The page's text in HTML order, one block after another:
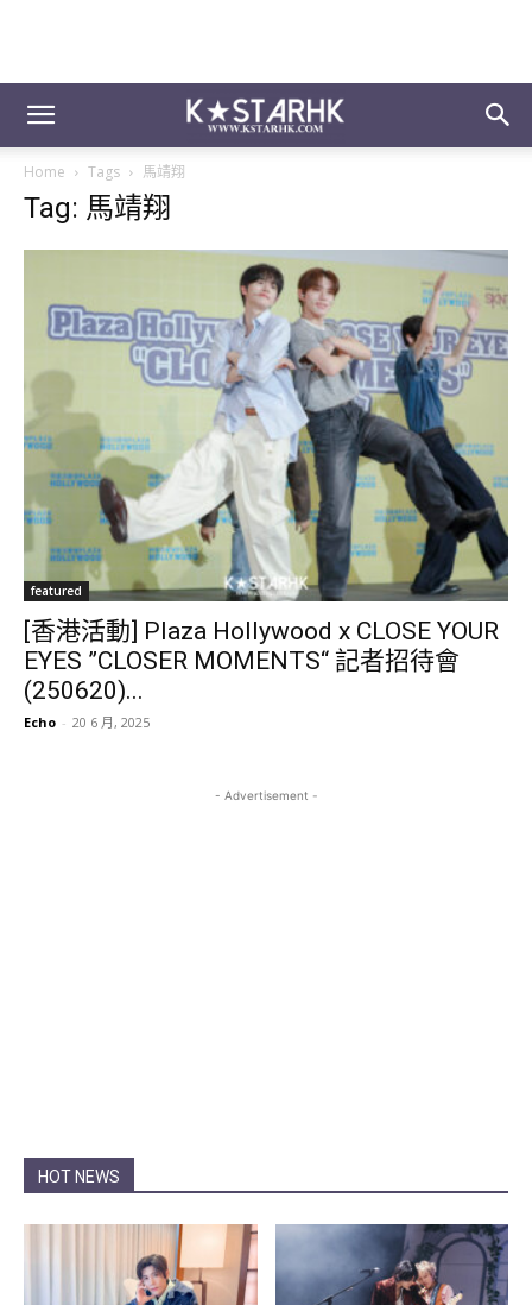
Home Tags 馬靖翔
Tag: 馬靖翔
featured
[香港活動] Plaza Hollywood x CLOSE YOUR
EYES ”CLOSER MOMENTS“ 記者招待會
(250620)...
Echo - 20 6 月, 2025
- Advertisement -
HOT NEWS